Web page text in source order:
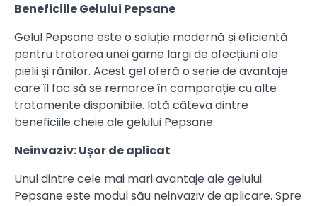
Beneficiile Gelului Pepsane
Gelul Pepsane este o soluție modernă și eficientă
pentru tratarea unei game largi de afecțiuni ale
pielii și rănilor. Acest gel oferă o serie de avantaje
care îl fac să se remarce în comparație cu alte
tratamente disponibile. Iată câteva dintre
beneficiile cheie ale gelului Pepsane:
Neinvaziv: Ușor de aplicat
Unul dintre cele mai mari avantaje ale gelului
Pepsane este modul său neinvaziv de aplicare. Spre